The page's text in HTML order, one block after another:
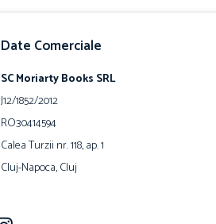
Date Comerciale
SC Moriarty Books SRL
J12/1852/2012
RO30414594
Calea Turzii nr. 118, ap. 1
Cluj-Napoca, Cluj